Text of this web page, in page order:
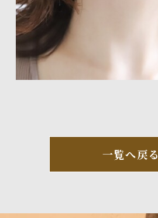
一覧へ戻る